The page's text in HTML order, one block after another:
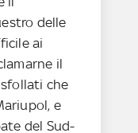
delle
ai
il
sfollati che
e
del Sud-